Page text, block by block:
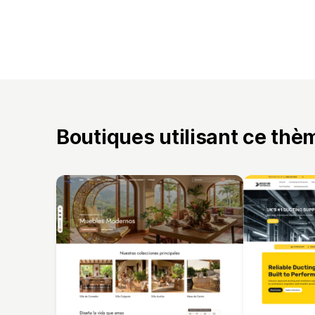
Boutiques utilisant ce